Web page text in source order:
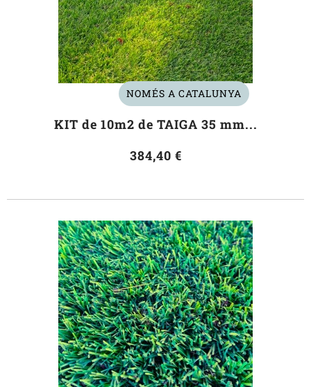
NOMÉS A CATALUNYA
KIT de 10m2 de TAIGA 35 mm...
384,40 €